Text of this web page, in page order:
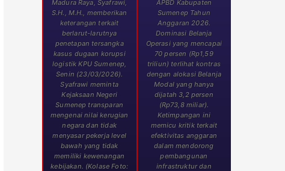
Madura Raya, Syafrawi,
S.H., M.H., memberikan
keterangan terkait
berlarut-larutnya
penetapan tersangka
kasus dugaan korupsi
logistik KPU Sumenep,
Senin (23/03/2026).
Syafrawi meminta
Kejaksaan Negeri
Sumenep transparan
mengenai nilai kerugian
negara dan tidak
menyasar pekerja level
bawah yang tidak
memiliki kewenangan
kebijakan. (Kolase Foto:
APBD Kabupaten
Sumenep Tahun
Anggaran 2026.
Dominasi Belanja
Operasi yang mencapai
70 persen (Rp1,59
triliun) terlihat kontras
dengan alokasi Belanja
Modal yang hanya
dijatah 3,2 persen
(Rp73,8 miliar).
Ketimpangan ini
memicu kritik terkait
efektivitas anggaran
dalam mendorong
pembangunan
infrastruktur dan